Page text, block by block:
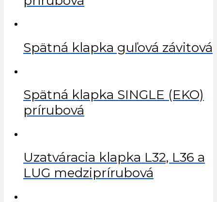
Spätná klapka guľová závitová
Spätná klapka SINGLE (EKO)
prírubová
Uzatváracia klapka L32, L36 a
LUG medziprírubová